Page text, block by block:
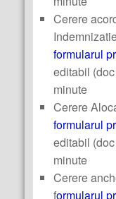
Cerere
formularul
editabil
minute
Cerere
formularul
editabil
minute
Cerere
formularul